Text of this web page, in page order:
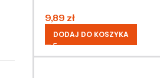
9,89 zł
DODAJ DO KOSZYKA